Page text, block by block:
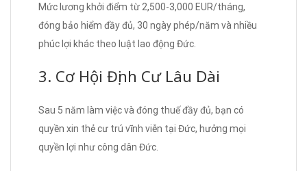
Mức lương khởi điểm từ 2,500-3,000 EUR/tháng,
đóng bảo hiểm đầy đủ, 30 ngày phép/năm và nhiều
phúc lợi khác theo luật lao động Đức.
3. Cơ Hội Định Cư Lâu Dài
Sau 5 năm làm việc và đóng thuế đầy đủ, bạn có
quyền xin thẻ cư trú vĩnh viễn tại Đức, hưởng mọi
quyền lợi như công dân Đức.